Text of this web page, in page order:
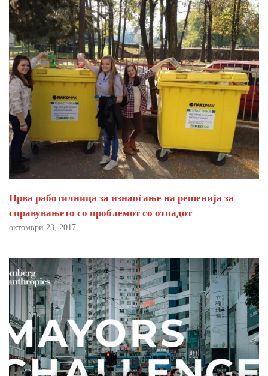
Прва работилница за изнаоѓање на решенија за
справувањето со проблемот со отпадот
октомври 23, 2017